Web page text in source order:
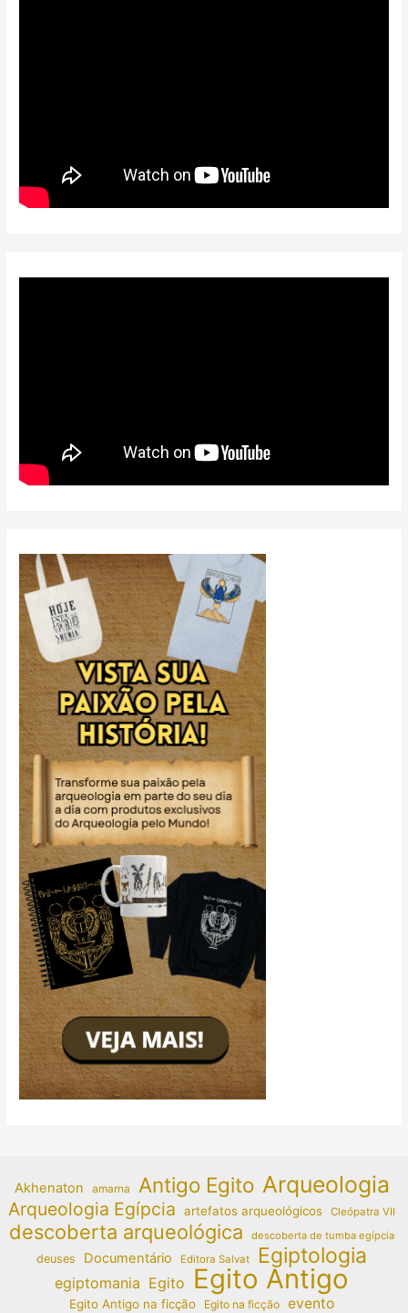
Akhenaton amarna Antigo Egito Arqueologia
Arqueologia Egípcia artefatos arqueológicos Cleópatra VII
descoberta arqueológica descoberta de tumba egípcia
deuses Documentário Editora Salvat Egiptologia
egiptomania Egito Egito Antigo
Egito Antigo na ficção Egito na ficção evento